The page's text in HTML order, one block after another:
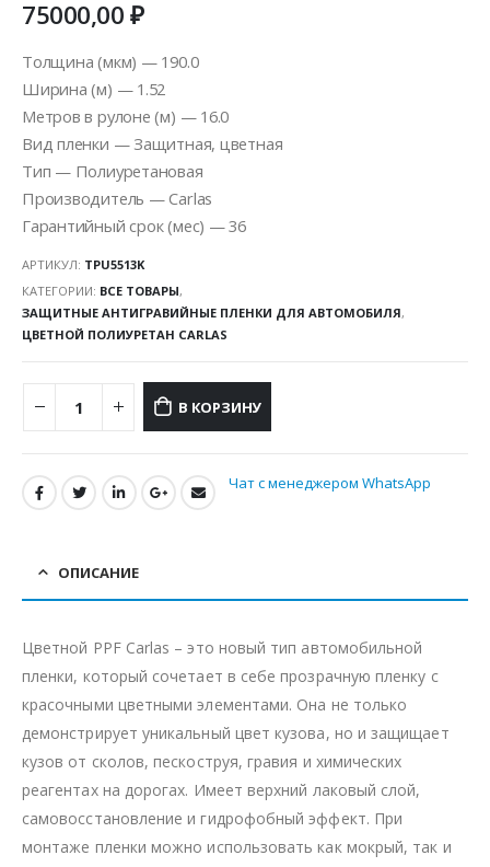
75000,00₽
Толщина (мкм) — 190.0
Ширина (м) — 1.52
Метров в рулоне (м) — 16.0
Вид пленки — Защитная, цветная
Тип — Полиуретановая
Производитель — Carlas
Гарантийный срок (мес) — 36
АРТИКУЛ: TPU5513K
КАТЕГОРИИ: ВСЕ ТОВАРЫ,
ЗАЩИТНЫЕ АНТИГРАВИЙНЫЕ ПЛЕНКИ ДЛЯ АВТОМОБИЛЯ,
ЦВЕТНОЙ ПОЛИУРЕТАН CARLAS
В КОРЗИНУ
Чат с менеджером WhatsApp
ОПИСАНИЕ
Цветной PPF Carlas – это новый тип автомобильной
пленки, который сочетает в себе прозрачную пленку с
красочными цветными элементами. Она не только
демонстрирует уникальный цвет кузова, но и защищает
кузов от сколов, пескоструя, гравия и химических
реагентах на дорогах. Имеет верхний лаковый слой,
самовосстановление и гидрофобный эффект. При
монтаже пленки можно использовать как мокрый, так и